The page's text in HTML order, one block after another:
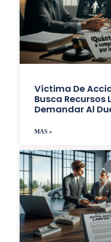
Víctima De
Busca Recursos
Demandar Al
MAS »